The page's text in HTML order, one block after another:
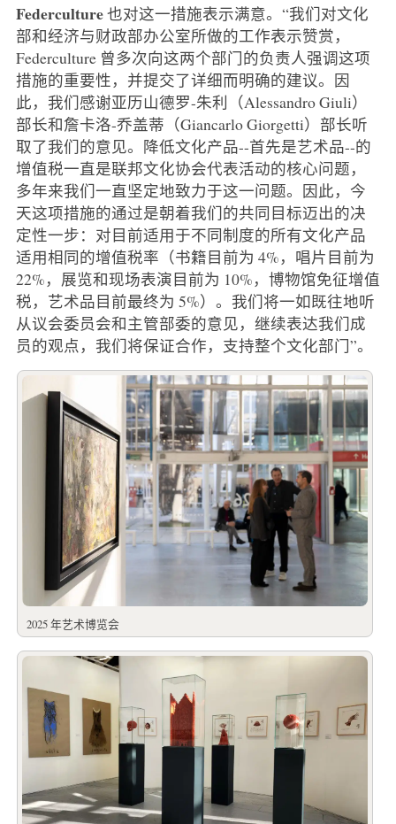
Federculture也对这一措施表示满意。“我们对文化
部和经济与财政部办公室所做的工作表示赞赏，
Federculture 曾多次向这两个部门的负责人强调这项
措施的重要性，并提交了详细而明确的建议。因
此，我们感谢亚历山德罗-朱利（Alessandro Giuli）
部长和詹卡洛-乔盖蒂（Giancarlo Giorgetti）部长听
取了我们的意见。降低文化产品--首先是艺术品--的
增值税一直是联邦文化协会代表活动的核心问题，
多年来我们一直坚定地致力于这一问题。因此，今
天这项措施的通过是朝着我们的共同目标迈出的决
定性一步：对目前适用于不同制度的所有文化产品
适用相同的增值税率（书籍目前为 4%，唱片目前为
22%，展览和现场表演目前为 10%，博物馆免征增值
税，艺术品目前最终为 5%）。我们将一如既往地听
从议会委员会和主管部委的意见，继续表达我们成
员的观点，我们将保证合作，支持整个文化部门”。
2025 年艺术博览会